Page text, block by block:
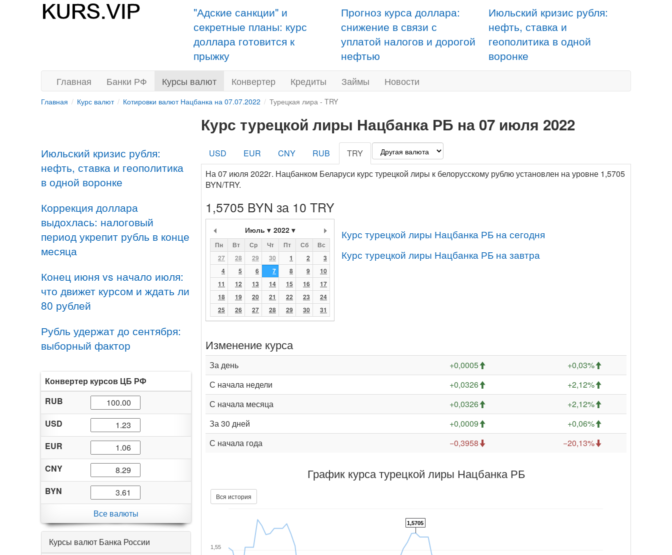
"Адские санкции" и
секретные планы: курс
доллара готовится к
прыжку
Прогноз курса доллара:
снижение в связи с
уплатой налогов и дорогой
нефтью
Июльский кризис рубля:
нефть, ставка и
геополитика в одной
воронке
Главная Банки РФ Курсы валют Конвертер Кредиты Займы Новости
Главная Курс валют Котировки валют Нацбанка на 07.07.2022 Турецкая лира - TRY
Июльский кризис рубля:
нефть, ставка и геополитика
в одной воронке
Коррекция доллара
выдохлась: налоговый
период укрепит рубль в конце
месяца
Конец июня vs начало июля:
что движет курсом и ждать ли
80 рублей
Рубль удержат до сентября:
выборный фактор
Конвертер курсов ЦБ РФ
RUB
USD
EUR
CNY
BYN
Все валюты
Курсы валют Банка России
Курс турецкой лиры Нацбанка РБ на 07 июля 2022
USD EUR CNY RUB
TRY
На 07 июля 2022г. Нацбанком Беларуси курс турецкой лиры к белорусскому рублю установлен на уровне 1,5705
BYN/TRY.
1,5705 BYN за 10 TRY
Июль 2022
Пн Вт Ср Чт Пт Сб
Вс
27
28 29 30 1 2
3
4
5 6 7 8 9
10
11
12 13 14 15 16
17
18
19 20 21 22 23
24
25
26 27 28 29 30 31
Курс турецкой лиры Нацбанка РБ на сегодня
Курс турецкой лиры Нацбанка РБ на завтра
Изменение курса
За день +0,0005
+0,03%
С начала недели
+0,0326
+2,12%
С начала месяца
+0,0326
+2,12%
За 30 дней
+0,0009
+0,06%
С начала года
−0,3958 −20,13%
График курса турецкой лиры Нацбанка РБ
Вся история
1,5705
1,55